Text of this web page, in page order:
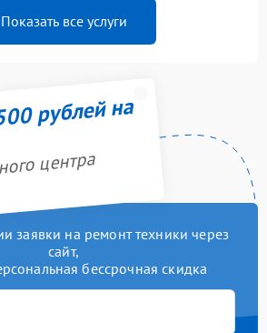
Показать все услуги
рублей на
центра
заявки на ремонт техники через
сайт,
бессрочная скидка